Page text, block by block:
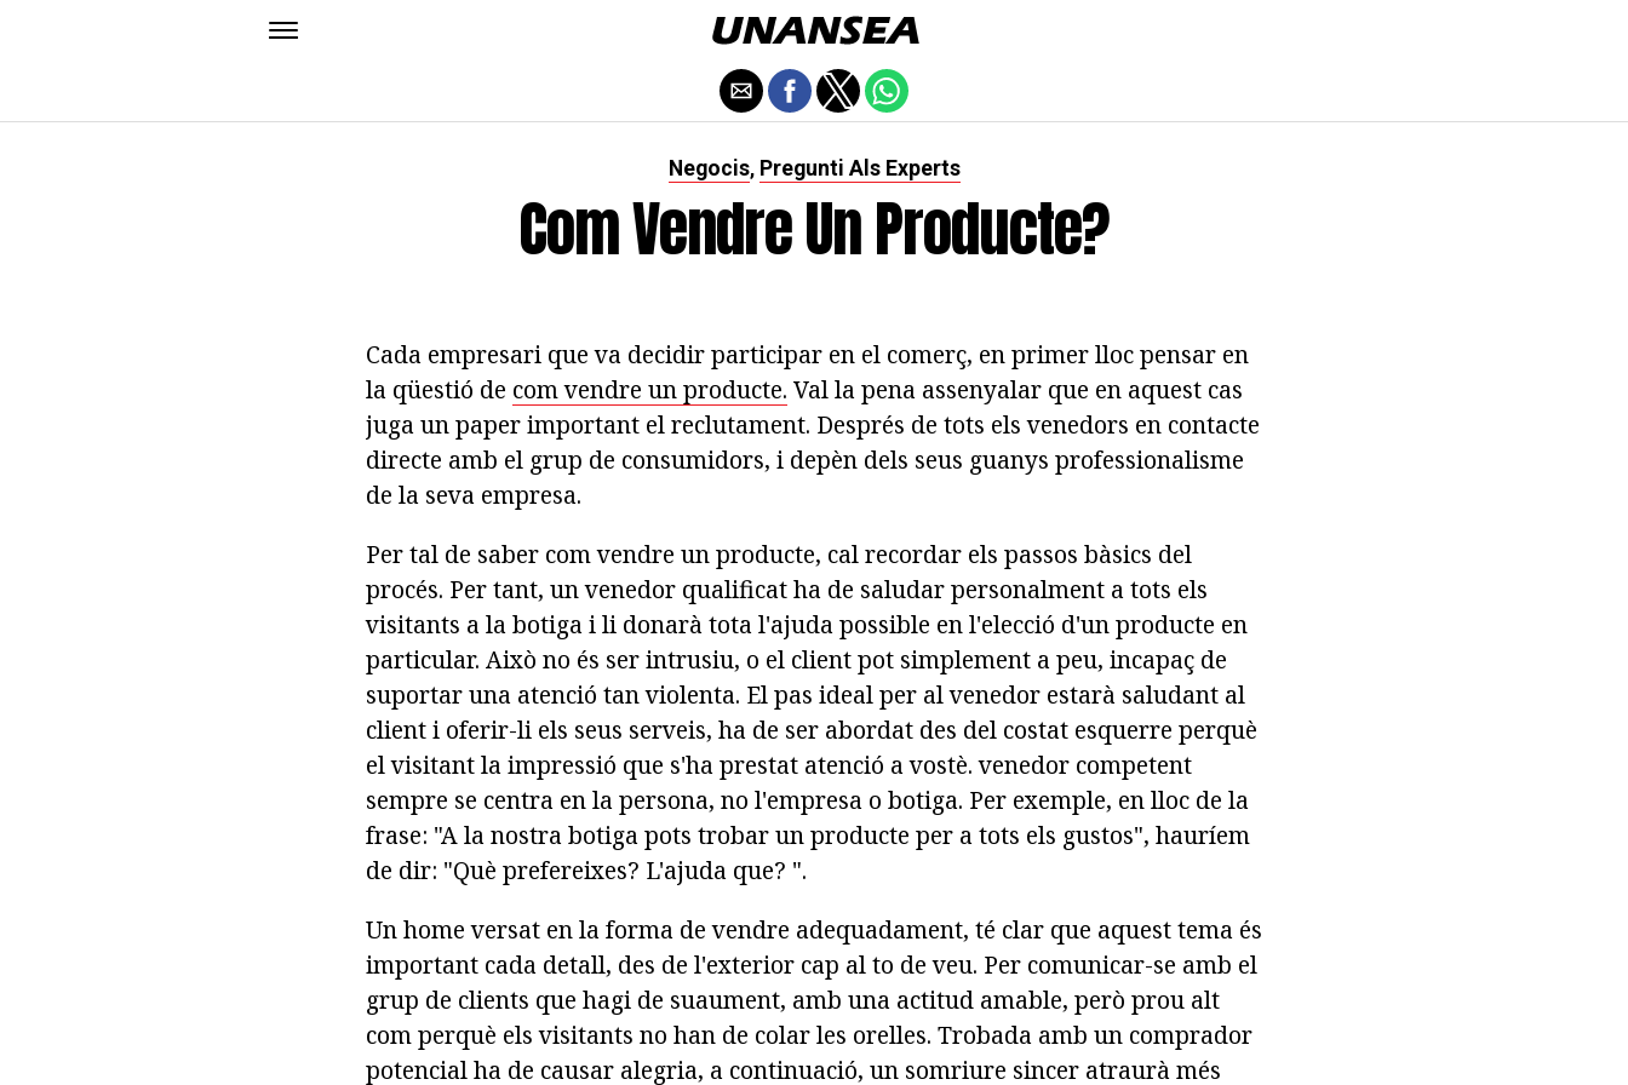
Negocis, Pregunti Als Experts
Com Vendre Un Producte?
Cada empresari que va decidir participar en el comerç, en primer lloc pensar en
la qüestió de com vendre un producte. Val la pena assenyalar que en aquest cas
juga un paper important el reclutament. Després de tots els venedors en contacte
directe amb el grup de consumidors, i depèn dels seus guanys professionalisme
de la seva empresa.
Per tal de saber com vendre un producte, cal recordar els passos bàsics del
procés. Per tant, un venedor qualificat ha de saludar personalment a tots els
visitants a la botiga i li donarà tota l'ajuda possible en l'elecció d'un producte en
particular. Això no és ser intrusiu, o el client pot simplement a peu, incapaç de
suportar una atenció tan violenta. El pas ideal per al venedor estarà saludant al
client i oferir-li els seus serveis, ha de ser abordat des del costat esquerre perquè
el visitant la impressió que s'ha prestat atenció a vostè. venedor competent
sempre se centra en la persona, no l'empresa o botiga. Per exemple, en lloc de la
frase: "A la nostra botiga pots trobar un producte per a tots els gustos", hauríem
de dir: "Què prefereixes? L'ajuda que? ".
Un home versat en la forma de vendre adequadament, té clar que aquest tema és
important cada detall, des de l'exterior cap al to de veu. Per comunicar-se amb el
grup de clients que hagi de suaument, amb una actitud amable, però prou alt
com perquè els visitants no han de colar les orelles. Trobada amb un comprador
potencial ha de causar alegria, a continuació, un somriure sincer atraurà més